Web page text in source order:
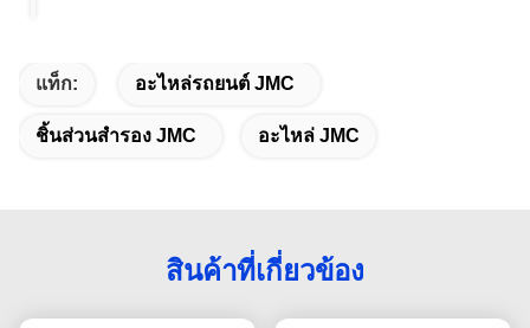
แท็ก: อะไหล่รถยนต์ JMC
ชิ้นส่วนสํารอง JMC อะไหล่ JMC
สินค้าที่เกี่ยวข้อง